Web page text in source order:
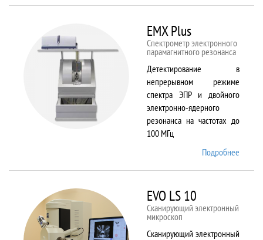
EMX Plus
Спектрометр электронного
парамагнитного резонанса
Детектирование в
непрерывном режиме
спектра ЭПР и двойного
электронно-ядерного
резонанса на частотах до
100 МГц
Подробнее
EVO LS 10
Сканирующий электронный
микроскоп
Сканирующий электронный